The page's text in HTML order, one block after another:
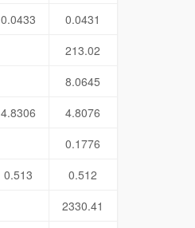
0.0433
0.0431
213.02
8.0645
4.8306
4.8076
0.1776
0.513
0.512
2330.41